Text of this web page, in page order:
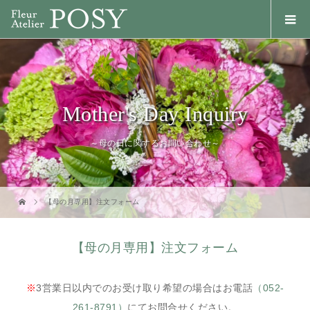
Mother's Day Inquiry
～母の日に関するお問い合わせ～
【母の月専用】注文フォーム
【母の月専用】注文フォーム
※3営業日以内でのお受け取り希望の場合はお電話 （052-
261-8791） にてお問合せください。